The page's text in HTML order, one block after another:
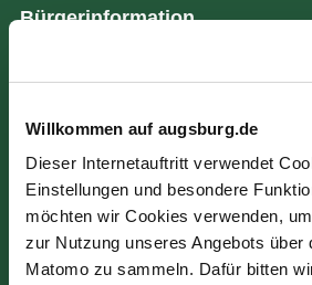
Willkommen auf augsburg.de
Dieser Internetauftritt verwendet
Einstellungen und besondere
möchten wir Cookies verwenden,
zur Nutzung unseres Angebots über
Matomo zu sammeln. Dafür bitten
Bürgerinformation
Wir sind für Sie da:
Mo - Mi: 07:30 - 16:30 Uhr
Do: 07:30 - 17:30 Uhr